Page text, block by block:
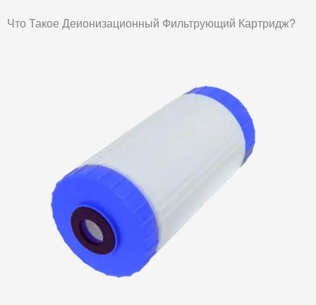
Что Такое Деионизационный Фильтрующий Картридж?